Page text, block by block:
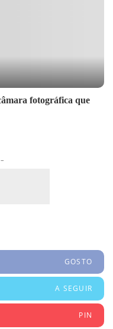
fotográfica que
GOSTO
A SEGUIR
PIN